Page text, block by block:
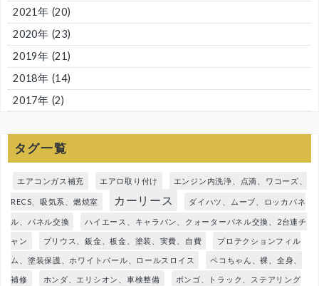
2021年 (20)
2020年 (23)
2019年 (21)
2018年 (14)
2017年 (2)
タグ一覧
エアコンガス補充 エアロ取り付け エンジン内洗浄、点滴、ワコーズ、
RECS、吸気系、燃焼室 カーリース ダイハツ、ムーブ、ロッカパネ
ル、パネル交換 ハイエース、キャラバン、クォーターパネル交換、2台連チ
ャン プリウス、鈑金、板金、塗装、実費、自費 プロテクションフィル
ム、塗装保護、ホワイトパール、ロールスロイス ペコちゃん、裸、全身、
補修 ホンダ、エリシオン、車検整備 ボンゴ、トラック、ステアリング